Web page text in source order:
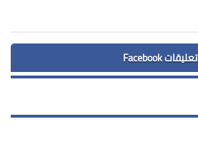
تعليقات Facebook